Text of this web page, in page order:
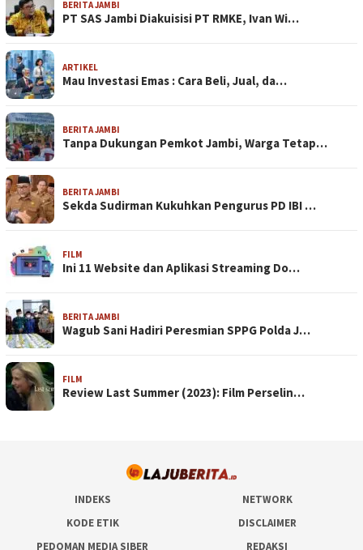
BERITA JAMBI
PT SAS Jambi Diakuisisi PT RMKE, Ivan Wi…
ARTIKEL
Mau Investasi Emas : Cara Beli, Jual, da…
BERITA JAMBI
Tanpa Dukungan Pemkot Jambi, Warga Tetap…
BERITA JAMBI
Sekda Sudirman Kukuhkan Pengurus PD IBI …
FILM
Ini 11 Website dan Aplikasi Streaming Do…
BERITA JAMBI
Wagub Sani Hadiri Peresmian SPPG Polda J…
FILM
Review Last Summer (2023): Film Perselin…
INDEKS
NETWORK
KODE ETIK
DISCLAIMER
PEDOMAN MEDIA SIBER
REDAKSI